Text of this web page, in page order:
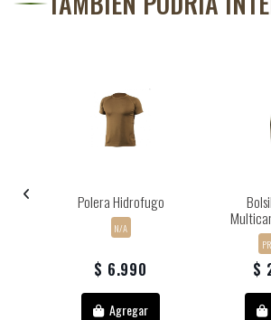
Polera Hidrofugo
N/A
$ 6.990
Agregar
$